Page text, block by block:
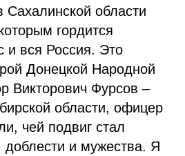
области
гордится
и вся Россия. Это
Донецкой Народной
Викторович Фурсов –
области, офицер
чей подвиг стал
доблести и мужества. Я